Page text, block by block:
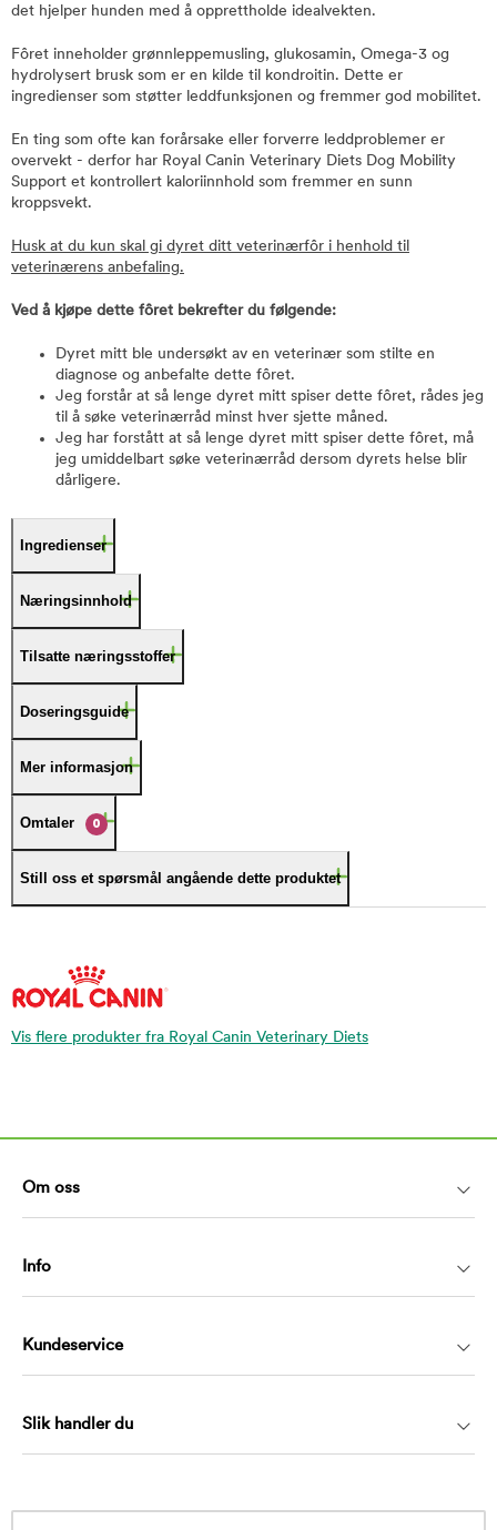
det hjelper hunden med å opprettholde idealvekten.
Fôret inneholder grønnleppemusling, glukosamin, Omega-3 og
hydrolysert brusk som er en kilde til kondroitin. Dette er
ingredienser som støtter leddfunksjonen og fremmer god mobilitet.
En ting som ofte kan forårsake eller forverre leddproblemer er
overvekt - derfor har Royal Canin Veterinary Diets Dog Mobility
Support et kontrollert kaloriinnhold som fremmer en sunn
kroppsvekt.
Husk at du kun skal gi dyret ditt veterinærfôr i henhold til
veterinærens anbefaling.
Ved å kjøpe dette fôret bekrefter du følgende:
Dyret mitt ble undersøkt av en veterinær som stilte en
diagnose og anbefalte dette fôret.
Jeg forstår at så lenge dyret mitt spiser dette fôret, rådes jeg
til å søke veterinærråd minst hver sjette måned.
Jeg har forstått at så lenge dyret mitt spiser dette fôret, må
jeg umiddelbart søke veterinærråd dersom dyrets helse blir
dårligere.
Ingredienser
Næringsinnhold
Tilsatte næringsstoffer
Doseringsguide
Mer informasjon
Omtaler 0
Still oss et spørsmål angående dette produktet
Vis flere produkter fra Royal Canin Veterinary Diets
Om oss
Info
Kundeservice
Slik handler du